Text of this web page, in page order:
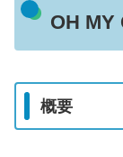
OH MY
概要